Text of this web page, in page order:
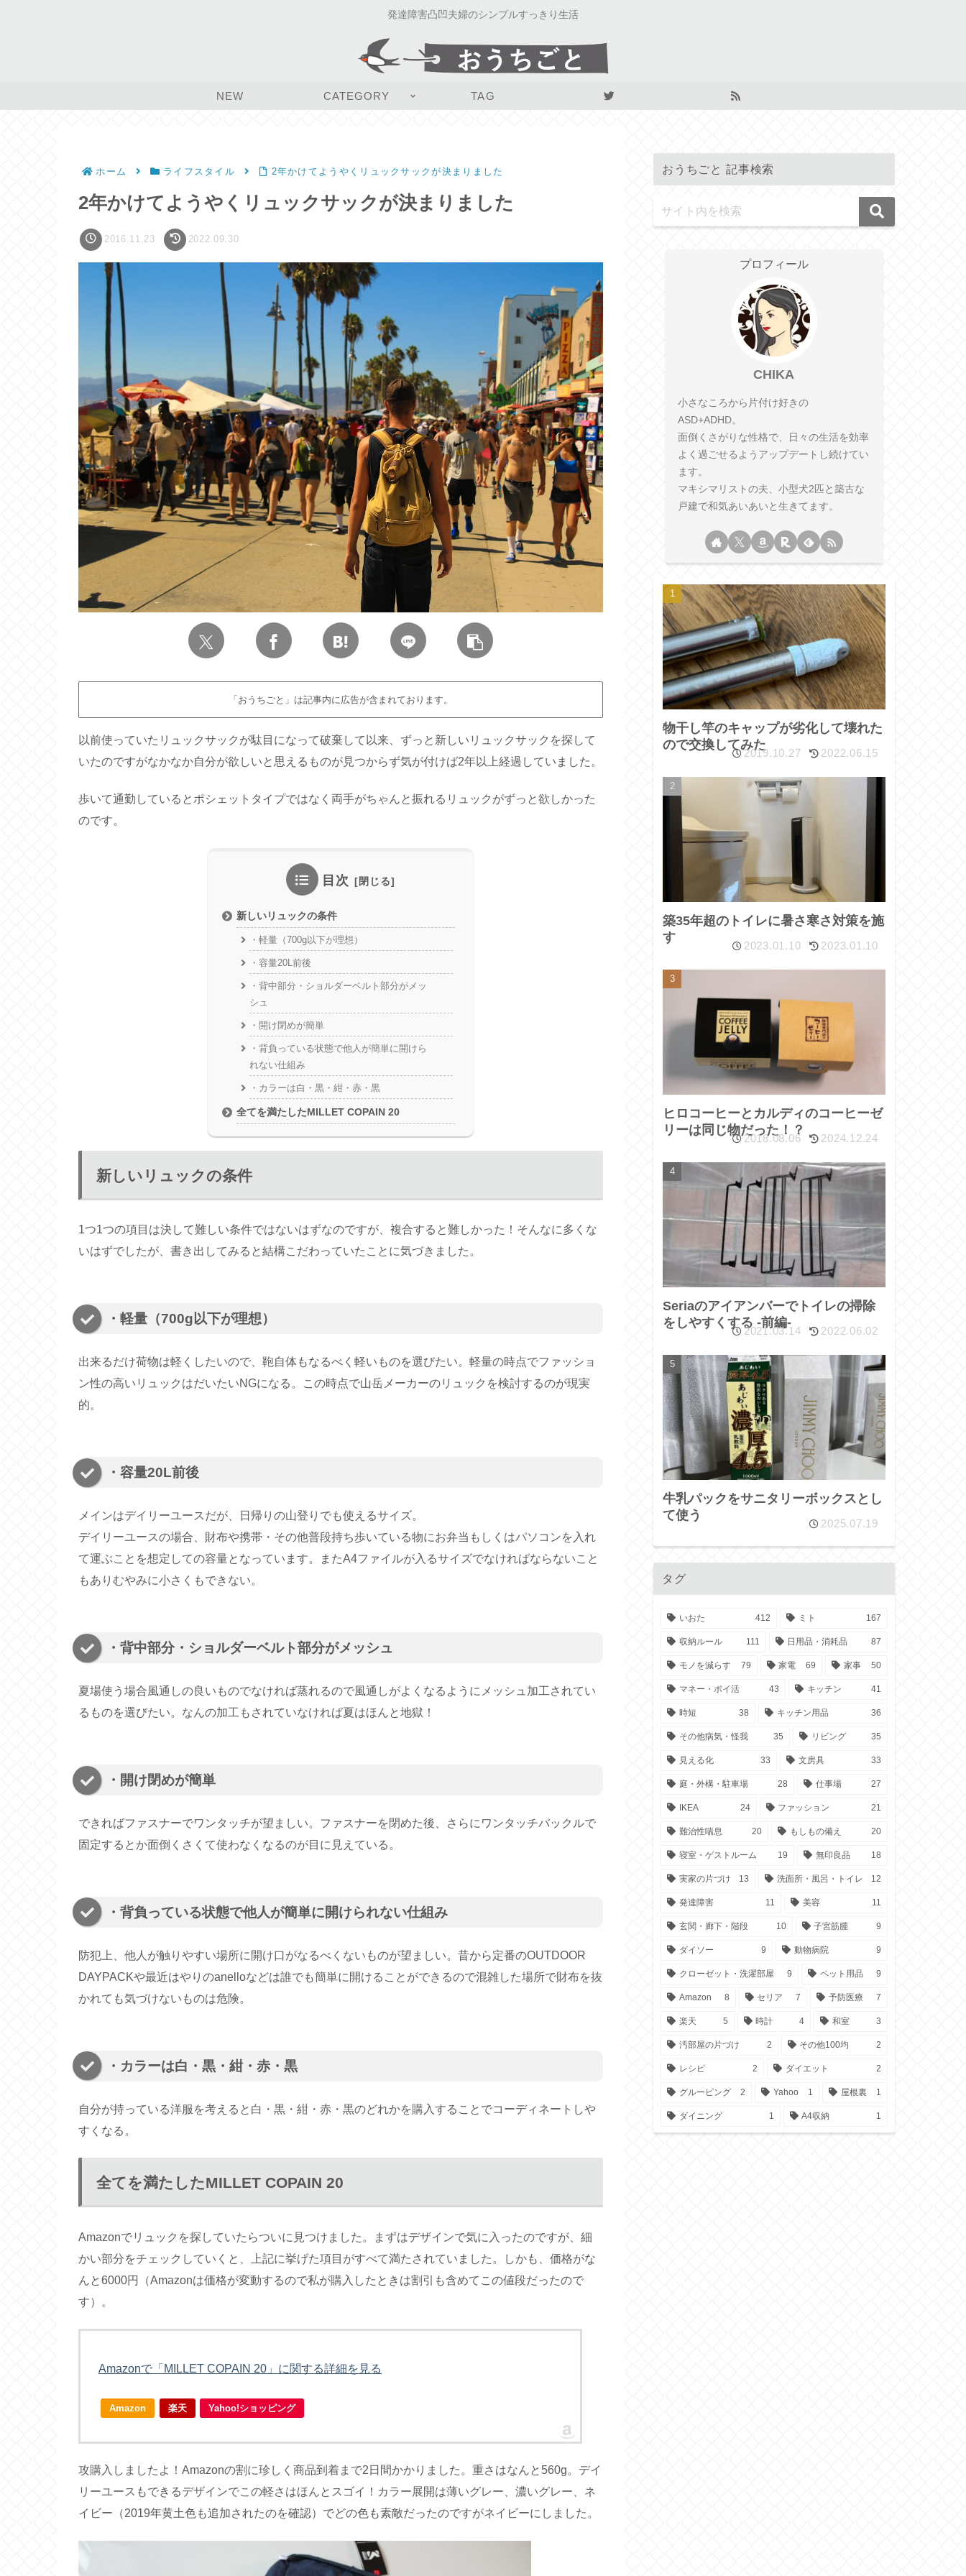
発達障害凸凹夫婦のシンプルすっきり生活
NEW CATEGORY TAG
ホーム ライフスタイル 2年かけてようやくリュックサックが決まりました
2年かけてようやくリュックサックが決まりました
2016.11.23 2022.09.30
「おうちごと」は記事内に広告が含まれております。
以前使っていたリュックサックが駄目になって破棄して以来、ずっと新しいリュックサックを探して
いたのですがなかなか自分が欲しいと思えるものが見つからず気が付けば2年以上経過していました。
歩いて通勤しているとポシェットタイプではなく両手がちゃんと振れるリュックがずっと欲しかった
のです。
目次
新しいリュックの条件
・軽量（700g以下が理想）
・容量20L前後
・背中部分・ショルダーベルト部分がメッ
シュ
・開け閉めが簡単
・背負っている状態で他人が簡単に開けら
れない仕組み
・カラーは白・黒・紺・赤・黒
全てを満たしたMILLET COPAIN 20
新しいリュックの条件
1つ1つの項目は決して難しい条件ではないはずなのですが、複合すると難しかった！そんなに多くな
いはずでしたが、書き出してみると結構こだわっていたことに気づきました。
・軽量（700g以下が理想）
出来るだけ荷物は軽くしたいので、鞄自体もなるべく軽いものを選びたい。軽量の時点でファッショ
ン性の高いリュックはだいたいNGになる。この時点で山岳メーカーのリュックを検討するのが現実
的。
・容量20L前後
メインはデイリーユースだが、日帰りの山登りでも使えるサイズ。
デイリーユースの場合、財布や携帯・その他普段持ち歩いている物にお弁当もしくはパソコンを入れ
て運ぶことを想定しての容量となっています。またA4ファイルが入るサイズでなければならないこと
もありむやみに小さくもできない。
・背中部分・ショルダーベルト部分がメッシュ
夏場使う場合風通しの良いものでなければ蒸れるので風通しがよくなるようにメッシュ加工されてい
るものを選びたい。なんの加工もされていなければ夏はほんと地獄！
・開け閉めが簡単
できればファスナーでワンタッチが望ましい。ファスナーを閉めた後、さらにワンタッチバックルで
固定するとか面倒くさくて使わなくなるのが目に見えている。
・背負っている状態で他人が簡単に開けられない仕組み
防犯上、他人が触りやすい場所に開け口がなるべくないものが望ましい。昔から定番のOUTDOOR
DAYPACKや最近はやりのanelloなどは誰でも簡単に開けることができるので混雑した場所で財布を抜
かれても気づけないものは危険。
・カラーは白・黒・紺・赤・黒
自分が持っている洋服を考えると白・黒・紺・赤・黒のどれかを購入することでコーディネートしや
すくなる。
全てを満たしたMILLET COPAIN 20
Amazonでリュックを探していたらついに見つけました。まずはデザインで気に入ったのですが、細
かい部分をチェックしていくと、上記に挙げた項目がすべて満たされていました。しかも、価格がな
んと6000円（Amazonは価格が変動するので私が購入したときは割引も含めてこの値段だったので
す）。
Amazonで「MILLET COPAIN 20」に関する詳細を見る
Amazon 楽天 Yahoo!ショッピング
攻購入しましたよ！Amazonの割に珍しく商品到着まで2日間かかりました。重さはなんと560g。デイ
リーユースもできるデザインでこの軽さはほんとスゴイ！カラー展開は薄いグレー、濃いグレー、ネ
イビー（2019年黄土色も追加されたのを確認）でどの色も素敵だったのですがネイビーにしました。
おうちごと 記事検索
プロフィール
CHIKA
小さなころから片付け好きの
ASD+ADHD。
面倒くさがりな性格で、日々の生活を効率
よく過ごせるようアップデートし続けてい
ます。
マキシマリストの夫、小型犬2匹と築古な
戸建で和気あいあいと生きてます。
物干し竿のキャップが劣化して壊れた
ので交換してみた
2019.10.27 2022.06.15
築35年超のトイレに暑さ寒さ対策を施
す
2023.01.10 2023.01.10
ヒロコーヒーとカルディのコーヒーゼ
リーは同じ物だった！？
2018.08.06 2024.12.24
Seriaのアイアンバーでトイレの掃除
をしやすくする -前編-
2021.03.14 2022.06.02
牛乳パックをサニタリーボックスとし
て使う
2025.07.19
タグ
いおた 412 ミト 167
収納ルール 111 日用品・消耗品 87
モノを減らす 79 家電 69 家事 50
マネー・ポイ活 43 キッチン 41
時短 38 キッチン用品 36
その他病気・怪我 35 リビング 35
見える化 33 文房具 33
庭・外構・駐車場 28 仕事場 27
IKEA 24 ファッション 21
難治性喘息 20 もしもの備え 20
寝室・ゲストルーム 19 無印良品 18
実家の片づけ 13 洗面所・風呂・トイレ 12
発達障害 11 美容 11
玄関・廊下・階段 10 子宮筋腫 9
ダイソー 9 動物病院 9
クローゼット・洗濯部屋 9 ペット用品 9
Amazon 8 セリア 7 予防医療 7
楽天 5 時計 4 和室 3
汚部屋の片づけ 2 その他100均 2
レシピ 2 ダイエット 2
グルーピング 2 Yahoo 1 屋根裏 1
ダイニング 1 A4収納 1